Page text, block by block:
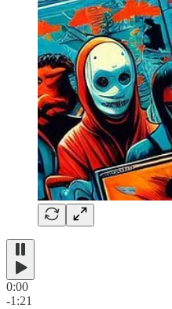
0:00
-1:21